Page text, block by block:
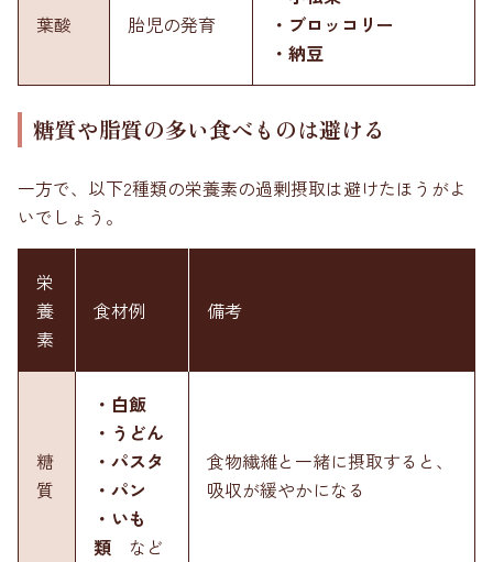
葉酸 胎児の発育
・ブロッコリー
・納豆
糖質や脂質の多い食べものは避ける
一方で、以下2種類の栄養素の過剰摂取は避けたほうがよ
いでしょう。
栄
養
素
食材例 備考
糖
質
・白飯
・うどん
・パスタ
・パン
・いも
類 など
食物繊維と一緒に摂取すると、
吸収が緩やかになる